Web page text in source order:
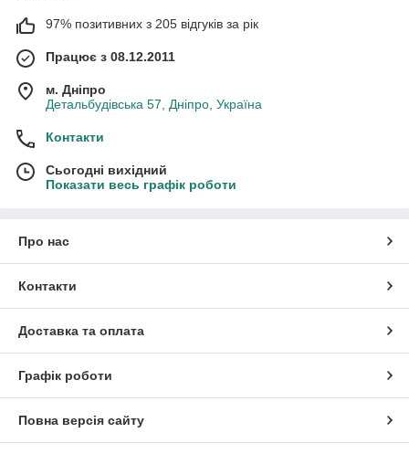
97% позитивних з 205 відгуків за рік
Працює з 08.12.2011
м. Дніпро
Детальбудівська 57, Дніпро, Україна
Контакти
Сьогодні вихідний
Показати весь графік роботи
Про нас
Контакти
Доставка та оплата
Графік роботи
Повна версія сайту